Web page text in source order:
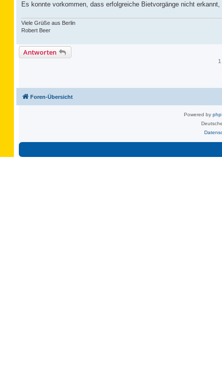
Es konnte vorkommen, dass erfolgreiche Bietvorgänge nicht
Viele Grüße aus Berlin
Robert Beer
Antworten
Foren-Übersicht
Powered by